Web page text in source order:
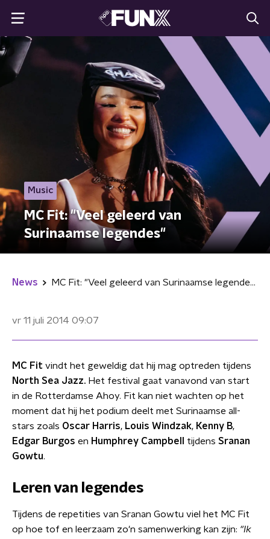
Music
MC Fit: "Veel geleerd van
Surinaamse legendes"
News MC Fit: "Veel geleerd van Surinaamse legendes"
vr 11 juli 2014 09:07
MC Fit vindt het geweldig dat hij mag optreden tijdens
North Sea Jazz. Het festival gaat vanavond van start
in de Rotterdamse Ahoy. Fit kan niet wachten op het
moment dat hij het podium deelt met Surinaamse all-
stars zoals Oscar Harris, Louis Windzak, Kenny B,
Edgar Burgos en Humphrey Campbell tijdens Sranan
Gowtu.
Leren van legendes
Tijdens de repetities van Sranan Gowtu viel het MC Fit
op hoe tof en leerzaam zo'n samenwerking kan zijn: "Ik